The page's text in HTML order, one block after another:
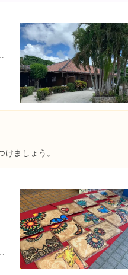
１６３-１
ましょう。
10687560